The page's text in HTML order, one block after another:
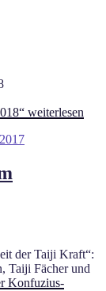
weiterlesen
der Taiji Kraft“:
Taiji Fächer und
Konfuzius-